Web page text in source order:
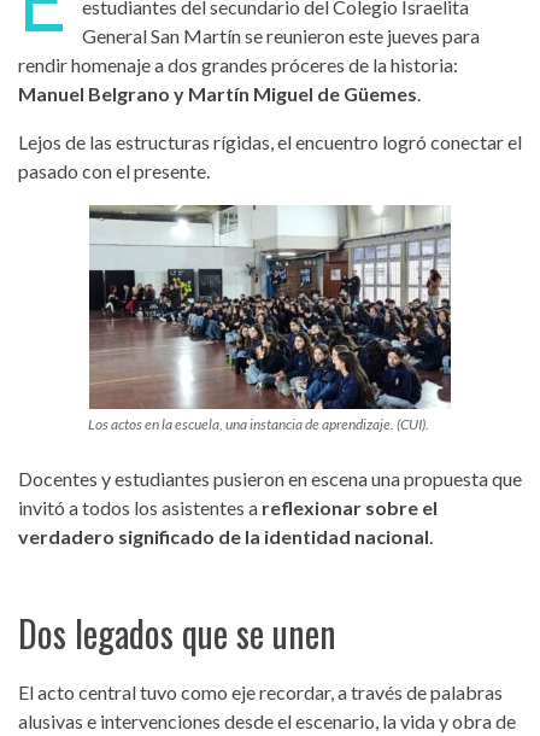
estudiantes del secundario delColegio Israelita
General San Martínse reunieron este jueves para
rendir homenaje a dos grandes próceres de la historia:
Manuel Belgrano y Martín Miguel de Güemes
Lejos de las estructuras rígidas, el encuentro logró conectar el
pasado con el presente.
Los actos en la escuela, una instancia de aprendizaje. (CUI).
Docentes y estudiantes pusieron en escena una propuesta que
invitó a todos los asistentes a reflexionar sobre el
verdadero significado de la identidad nacional
Dos legados que se unen
El acto central tuvo como eje recordar, a través de palabras
alusivas e intervenciones desde el escenario, la vida y obra de